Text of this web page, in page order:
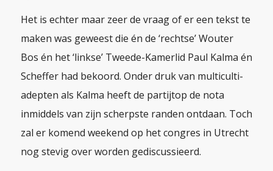
Het is echter maar zeer de vraag of er een tekst te
maken was geweest die én de ‘rechtse’ Wouter
Bos én het ‘linkse’ Tweede-Kamerlid Paul Kalma én
Scheffer had bekoord. Onder druk van multiculti-
adepten als Kalma heeft de partijtop de nota
inmiddels van zijn scherpste randen ontdaan. Toch
zal er komend weekend op het congres in Utrecht
nog stevig over worden gediscussieerd.